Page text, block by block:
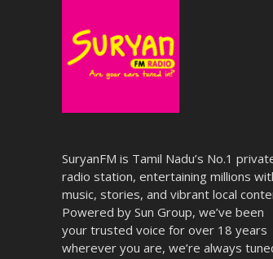
SuryanFM is Tamil Nadu’s No.1
radio station, entertaining millions
music, stories, and vibrant local
Powered by Sun Group, we’ve been
your trusted voice for over 18 years
wherever you are, we’re always